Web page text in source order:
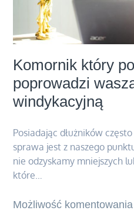
Komornik który
poprowadzi
windykacyjną
Posiadając dłużników
sprawa jest z naszego
nie odzyskamy mniejszych
które…
Możliwość komentowania